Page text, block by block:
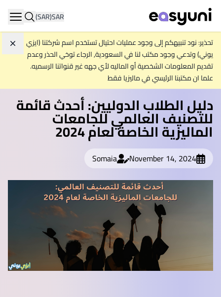
SAR
(SAR)
تحذير: نود تنبيهكم إلى وجود عمليات احتيال تستخدم اسم شركتنا (ايزي
يوني) وتدعي وجود مكتب لنا في السعودية, الرجاء توخي الحذر وعدم
تقديم المعلومات الشخصية أو الماليه لأي جهه غير قنواتنا الرسميه.
علما ان مكتبنا الرئيسي في ماليزيا فقط
دليل الطلاب الدوليين: أحدث قائمة
للتصنيف العالمي للجامعات
الماليزية الخاصة لعام 2024
November 14, 2024
Somaia